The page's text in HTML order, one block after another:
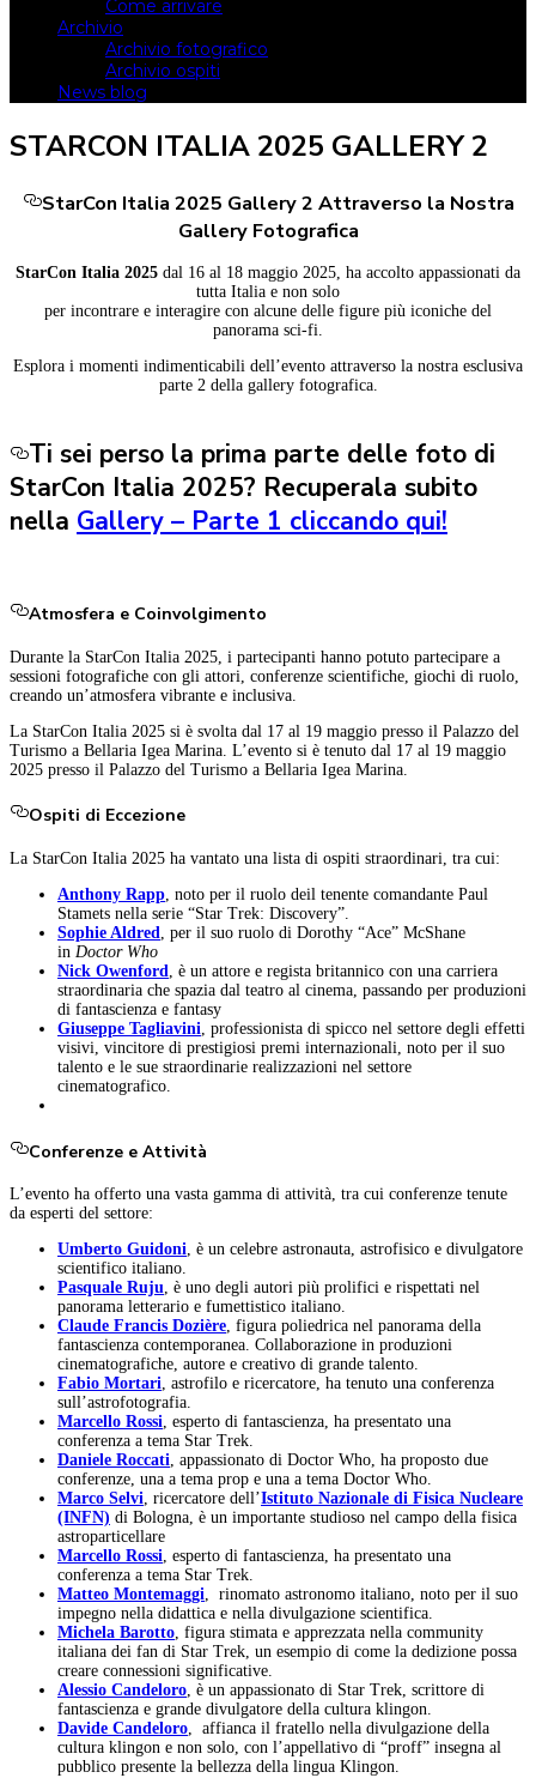
Come arrivare
Archivio
Archivio fotografico
Archivio ospiti
News blog
STARCON ITALIA 2025 GALLERY 2
StarCon Italia 2025 Gallery 2 Attraverso la Nostra
Gallery Fotografica
StarCon Italia 2025 dal 16 al 18 maggio 2025, ha accolto appassionati da
tutta Italia e non solo
per incontrare e interagire con alcune delle figure più iconiche del
panorama sci-fi.
Esplora i momenti indimenticabili dell’evento attraverso la nostra esclusiva
parte 2 della gallery fotografica.
Ti sei perso la prima parte delle foto di
StarCon Italia 2025? Recuperala subito
nella Gallery – Parte 1 cliccando qui!
Atmosfera e Coinvolgimento
Durante la StarCon Italia 2025, i partecipanti hanno potuto partecipare a
sessioni fotografiche con gli attori, conferenze scientifiche, giochi di ruolo,
creando un’atmosfera vibrante e inclusiva.
La StarCon Italia 2025 si è svolta dal 17 al 19 maggio presso il Palazzo del
Turismo a Bellaria Igea Marina. L’evento si è tenuto dal 17 al 19 maggio
2025 presso il Palazzo del Turismo a Bellaria Igea Marina.
Ospiti di Eccezione
La StarCon Italia 2025 ha vantato una lista di ospiti straordinari, tra cui:
Anthony Rapp, noto per il ruolo deil tenente comandante Paul
Stamets nella serie “Star Trek: Discovery”.
Sophie Aldred, per il suo ruolo di Dorothy “Ace” McShane
in Doctor Who
Nick Owenford, è un attore e regista britannico con una carriera
straordinaria che spazia dal teatro al cinema, passando per produzioni
di fantascienza e fantasy
Giuseppe Tagliavini, professionista di spicco nel settore degli effetti
visivi, vincitore di prestigiosi premi internazionali, noto per il suo
talento e le sue straordinarie realizzazioni nel settore
cinematografico.
Conferenze e Attività
L’evento ha offerto una vasta gamma di attività, tra cui conferenze tenute
da esperti del settore:
Umberto Guidoni, è un celebre astronauta, astrofisico e divulgatore
scientifico italiano.
Pasquale Ruju, è uno degli autori più prolifici e rispettati nel
panorama letterario e fumettistico italiano.
Claude Francis Dozière, figura poliedrica nel panorama della
fantascienza contemporanea. Collaborazione in produzioni
cinematografiche, autore e creativo di grande talento.
Fabio Mortari, astrofilo e ricercatore, ha tenuto una conferenza
sull’astrofotografia.
Marcello Rossi, esperto di fantascienza, ha presentato una
conferenza a tema Star Trek.
Daniele Roccati, appassionato di Doctor Who, ha proposto due
conferenze, una a tema prop e una a tema Doctor Who.
Marco Selvi, ricercatore dell’Istituto Nazionale di Fisica Nucleare
(INFN) di Bologna, è un importante studioso nel campo della fisica
astroparticellare
Marcello Rossi, esperto di fantascienza, ha presentato una
conferenza a tema Star Trek.
Matteo Montemaggi, rinomato astronomo italiano, noto per il suo
impegno nella didattica e nella divulgazione scientifica.
Michela Barotto, figura stimata e apprezzata nella community
italiana dei fan di Star Trek, un esempio di come la dedizione possa
creare connessioni significative.
Alessio Candeloro, è un appassionato di Star Trek, scrittore di
fantascienza e grande divulgatore della cultura klingon.
Davide Candeloro, affianca il fratello nella divulgazione della
cultura klingon e non solo, con l’appellativo di “proff” insegna al
pubblico presente la bellezza della lingua Klingon.